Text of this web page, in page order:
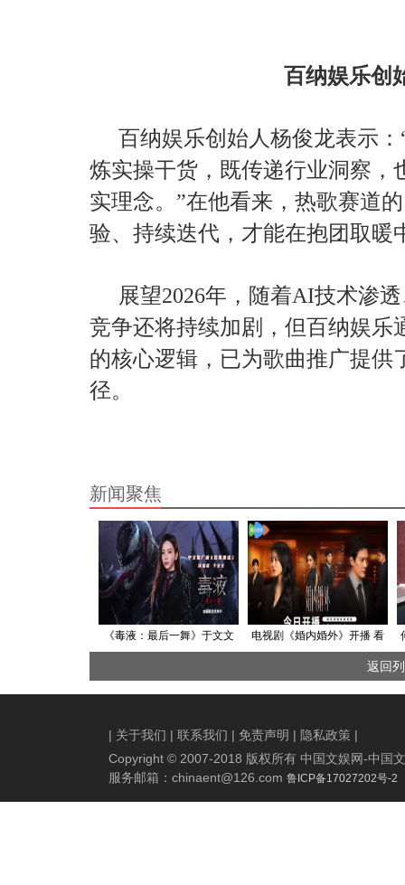
百纳娱乐创
百纳娱乐创始人杨俊龙表示
炼实操干货，既传递行业洞察，
实理念。”在他看来，热歌赛道
验、持续迭代，才能在抱团取暖
展望2026年，随着AI技术渗
竞争还将持续加剧，但百纳娱乐
的核心逻辑，已为歌曲推广提供
径。
新闻聚焦
《毒液：最后一舞》于文文
宙级离别
电视剧《婚内婚外》开播 看
冯绍峰蔡文静如何掌控婚内
人生
返回
| 关于我们 | 联系我们 | 免责声明 | 隐私政策 |
Copyright © 2007-2018 版权所有 中国文娱网-中国
服务邮箱： chinaent@126.com 鲁ICP备17027202号-2